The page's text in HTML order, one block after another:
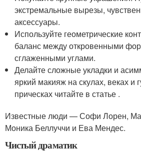
экстремальные вырезы,
аксессуары.
Используйте геометрические
баланс между откровенными
сглаженными углами.
Делайте сложные укладки и
яркий макияж на скулах, веках и
прическах читайте в статье .
Известные люди — Софи Лорен,
Моника Беллуччи и Ева Мендес.
Чистый драматик